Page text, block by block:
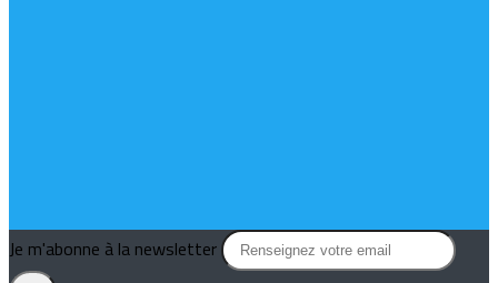
Je m'abonne à la newsletter